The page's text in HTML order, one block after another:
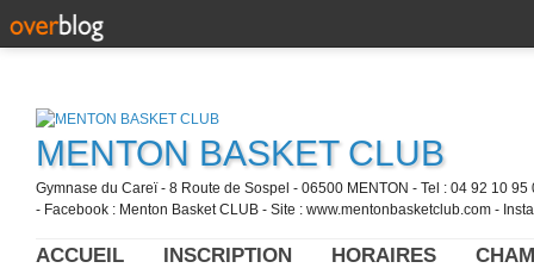
MENTON BASKET CLUB
Gymnase du Careï - 8 Route de Sospel - 06500 MENTON - Tel : 04 92 10
- Facebook : Menton Basket CLUB - Site : www.mentonbasketclub.com -
ACCUEIL INSCRIPTION HORAIRES